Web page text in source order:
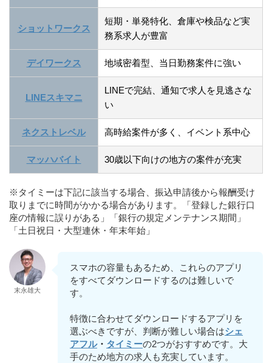
ショットワークス
短期・単発特化、倉庫や検品など実
務系求人が豊富
デイワークス 地域密着型、当日勤務案件に強い
LINEスキマニ
LINEで完結、通知で求人を見逃さな
い
ネクストレベル 高時給案件が多く、イベント系中心
マッハバイト 30歳以下向けの地方の案件が充実
※タイミーは下記に該当する場合、振込申請後から報酬受け
取りまでに時間がかかる場合があります。「登録した銀行口
座の情報に誤りがある」「銀行の規定メンテナンス期間」
「土日祝日・大型連休・年末年始」
末永雄大
スマホの容量もあるため、これらのアプリ
をすべてダウンロードするのは難しいで
す。
特徴に合わせてダウンロードするアプリを
選ぶべきですが、判断が難しい場合はシェ
アフル・ タイミーの2つがおすすめです。大
手のため地方の求人も充実しています。